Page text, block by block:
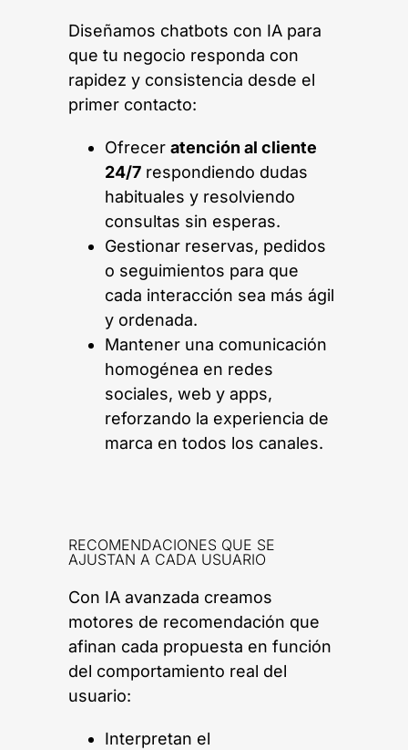
Diseñamos chatbots con IA para
que tu negocio responda con
rapidez y consistencia desde el
primer contacto:
Ofrecer atención al cliente
24/7 respondiendo dudas
habituales y resolviendo
consultas sin esperas.
Gestionar reservas, pedidos
o seguimientos para que
cada interacción sea más ágil
y ordenada.
Mantener una comunicación
homogénea en redes
sociales, web y apps,
reforzando la experiencia de
marca en todos los canales.
RECOMENDACIONES QUE SE
AJUSTAN A CADA USUARIO
Con IA avanzada creamos
motores de recomendación que
afinan cada propuesta en función
del comportamiento real del
usuario:
Interpretan el